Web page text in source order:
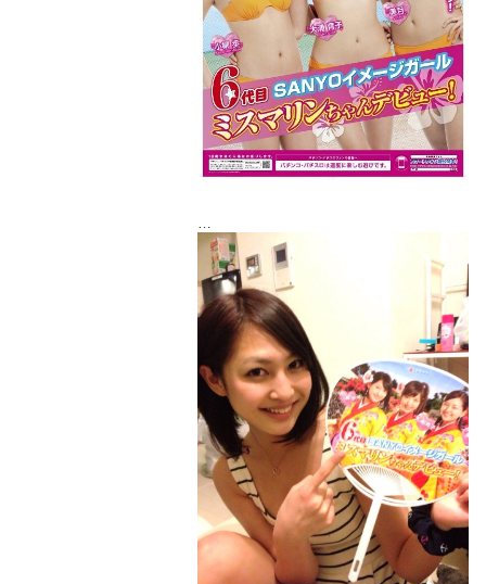
わーーーっ！！！
実は今日御披露目でした(´｡･ω･｡`)♪*。
とゆーことで、
美月ちゃんと、大浦育子ちゃんと一緒です
☆･ﾟ:*(人´ω`*)
たくさんの人に笑顔と元気を届けられる
マリンちゃんになれたらいいなー♡